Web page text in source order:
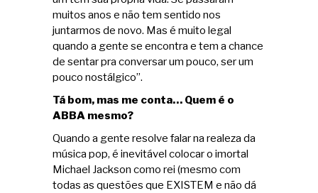
muitos anos e não tem sentido nos
juntarmos de novo. Mas é muito legal
quando a gente se encontra e tem a chance
de sentar pra conversar um pouco, ser um
pouco nostálgico”.
Tá bom, mas me conta… Quem é o
ABBA mesmo?
Quando a gente resolve falar na realeza da
música pop, é inevitável colocar o imortal
Michael Jackson como rei (mesmo com
todas as questões que EXISTEM e não dá